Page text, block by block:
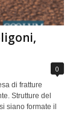
0
di fratture
Strutture del
siano formate il